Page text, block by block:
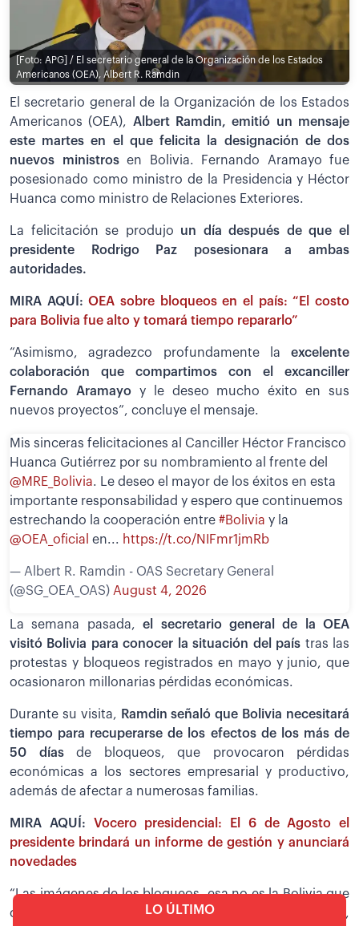
LO ÚLTIMO
[Foto: APG] / El secretario general de la Organización de los Estados
Americanos (OEA), Albert R. Ramdin
El secretario general de la Organización de los Estados
Americanos (OEA), Albert Ramdin, emitió un mensaje
este martes en el que felicita la designación de dos
nuevos ministrosen Bolivia. Fernando Aramayo fue
posesionado como ministro de la Presidencia y Héctor
Huanca como ministro de Relaciones Exteriores.
La felicitación se produjo un día después de que el
presidente Rodrigo Paz posesionara a ambas
autoridades.
MIRA AQUÍ:OEA sobre bloqueos en el país: “El costo
para Bolivia fue alto y tomará tiempo repararlo”
“Asimismo, agradezco profundamente la excelente
colaboración que compartimos con el excanciller
Fernando Aramayoy le deseo mucho éxito en sus
nuevos proyectos”, concluye el mensaje.
Mis sinceras felicitaciones al Canciller Héctor Francisco
Huanca Gutiérrez por su nombramiento al frente del
@MRE_Bolivia. Le deseo el mayor de los éxitos en esta
importante responsabilidad y espero que continuemos
estrechando la cooperación entre #Bolivia y la
@OEA_oficial en... https://t.co/NIFmr1jmRb
— Albert R. Ramdin - OAS Secretary General
(@SG_OEA_OAS) August 4, 2026
La semana pasada, el secretario general de la OEA
visitó Bolivia para conocer la situación del país tras las
protestas y bloqueos registrados en mayo y junio, que
ocasionaron millonarias pérdidas económicas.
Durante su visita, Ramdin señaló que Bolivia necesitará
tiempo para recuperarse de los efectos de los más de
50 días de bloqueos, que provocaron pérdidas
económicas a los sectores empresarial y productivo,
además de afectar a numerosas familias.
MIRA AQUÍ: Vocero presidencial: El 6 de Agosto el
presidente brindará un informe de gestión y anunciará
novedades
“Las imágenes de los bloqueos, esa no es la Bolivia que
conocemos. El costo social, económico, financiero,